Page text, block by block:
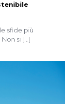
sfide più
si […]